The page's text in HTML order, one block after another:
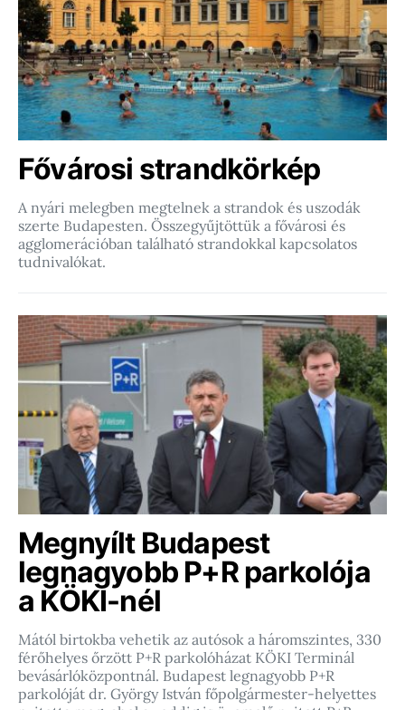
Fővárosi strandkörkép
A nyári melegben megtelnek a strandok és uszodák
szerte Budapesten. Összegyűjtöttük a fővárosi és
agglomerációban található strandokkal kapcsolatos
tudnivalókat.
Megnyílt Budapest
legnagyobb P+R parkolója
a KÖKI-nél
Mától birtokba vehetik az autósok a háromszintes, 330
férőhelyes őrzött P+R parkolóházat KÖKI Terminál
bevásárlóközpontnál. Budapest legnagyobb P+R
parkolóját dr. György István főpolgármester-helyettes